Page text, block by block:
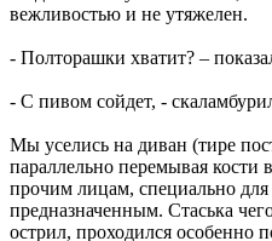
вежливостью и не утяжелен.
- Полторашки хватит? –
- С пивом сойдет, -
Мы уселись на диван (тире
параллельно перемывая
прочим лицам, специально
предназначенным. Стаська
острил, проходился особенно